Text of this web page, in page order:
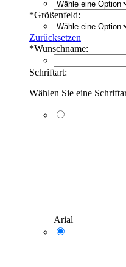
*Größenfeld:
Zurücksetzen
*Wunschname:
Schriftart:
Wählen Sie eine
Arial